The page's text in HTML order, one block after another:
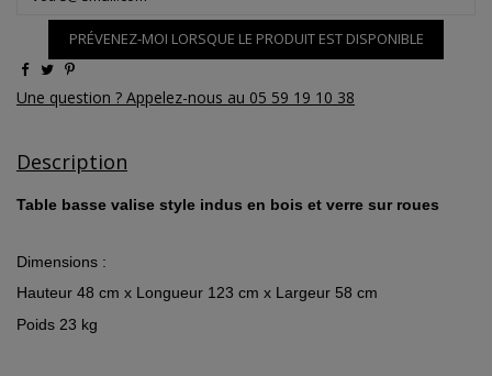
PRÉVENEZ-MOI LORSQUE LE PRODUIT EST DISPONIBLE
Une question ? Appelez-nous au 05 59 19 10 38
Description
Table basse valise style indus en bois et verre sur roues
Dimensions :
Hauteur 48 cm x Longueur 123 cm x Largeur 58 cm
Poids 23 kg